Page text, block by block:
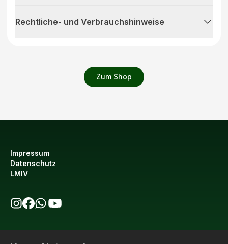
Zum Shop
Rechtliche- und Verbrauchshinweise
Impressum
Datenschutz
LMIV